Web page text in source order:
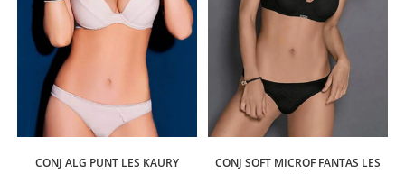
CONJ ALG PUNT LES KAURY
CONJ SOFT MICROF FANTAS LES